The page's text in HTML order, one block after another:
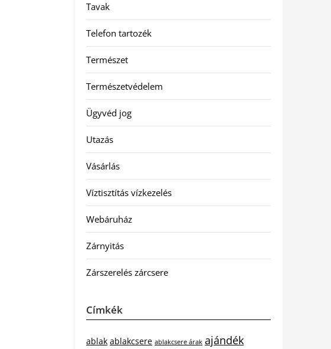
Tavak
Telefon tartozék
Természet
Természetvédelem
Ügyvéd jog
Utazás
Vásárlás
Víztisztítás vízkezelés
Webáruház
Zárnyitás
Zárszerelés zárcsere
Címkék
ablak ablakcsere ablakcsere árak ajándék